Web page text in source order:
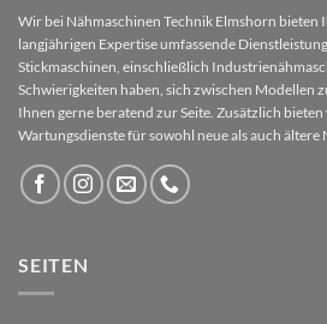
Wir bei Nähmaschinen Technik Elmshorn bieten
langjährigen Expertise umfassende
Stickmaschinen, einschließlich
Schwierigkeiten haben, sich zwischen Modellen
Ihnen gerne beratend zur Seite. Zusätzlich
Wartungsdienste für sowohl neue als auch ältere
SEITEN